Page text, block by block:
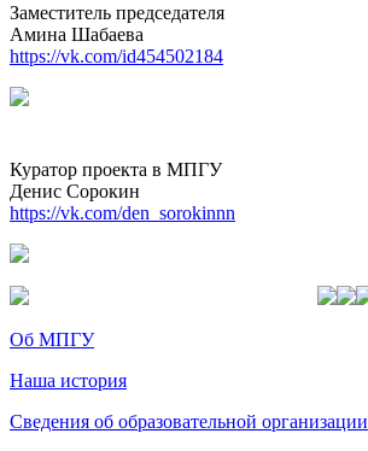
Заместитель председателя
Амина Шабаева
https://vk.com/id454502184
Куратор проекта в МПГУ
Денис Сорокин
https://vk.com/den_sorokinnn
Об МПГУ
Наша история
Сведения об образовательной организации